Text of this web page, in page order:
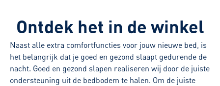
Ontdek het in de winkel
Naast alle extra comfortfuncties voor jouw nieuwe bed, is
het belangrijk dat je goed en gezond slaapt gedurende de
nacht. Goed en gezond slapen realiseren wij door de juiste
ondersteuning uit de bedbodem te halen. Om de juiste